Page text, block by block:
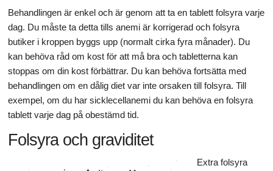
Behandlingen är enkel och är genom att ta en tablett folsyra varje
dag. Du måste ta detta tills anemi är korrigerad och folsyra
butiker i kroppen byggs upp (normalt cirka fyra månader). Du
kan behöva råd om kost för att må bra och tabletterna kan
stoppas om din kost förbättrar. Du kan behöva fortsätta med
behandlingen om en dålig diet var inte orsaken till folsyra. Till
exempel, om du har sicklecellanemi du kan behöva en folsyra
tablett varje dag på obestämd tid.
Folsyra och graviditet
Extra folsyra